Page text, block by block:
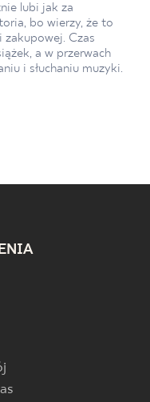
lubi jak za
bo wierzy, że to
Czas
a w przerwach
i słuchaniu muzyki.